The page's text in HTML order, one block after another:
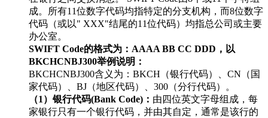
成。所有11位数字代码均指特定的分支机构，而8位数字
代码（或以" XXX"结尾的11位代码）均指总公司或主要
办公室。
SWIFT Code的格式为：AAAA BB CC DDD，以
BKCHCNBJ300举例说明：
BKCHCNBJ300含义为：BKCH（银行代码）、CN（国
家代码）、BJ（地区代码）、300（分行代码）。
（1）银行代码(Bank Code)： 由四位英文字母组成，每
家银行只有一个银行代码，并由其自定，通常是该行的